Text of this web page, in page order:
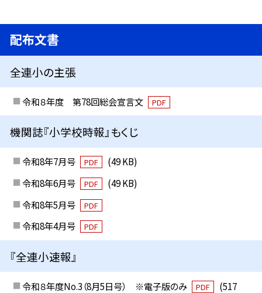
配布文書
全連小の主張
令和８年度 第78回総会宣言文 PDF
機関誌『小学校時報』もくじ
令和8年7月号 PDF
(49 KB)
令和8年6月号
PDF
(49 KB)
令和8年5月号
PDF
令和8年4月号 PDF
『全連小速報』
令和８年度No.3（8月5日号） ※電子版のみ PDF
(517